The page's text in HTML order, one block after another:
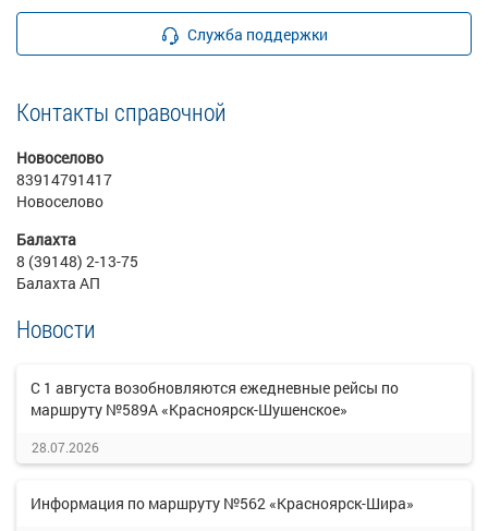
Служба поддержки
Контакты справочной
Новоселово
83914791417
Новоселово
Балахта
8 (39148) 2-13-75
Балахта АП
Новости
С 1 августа возобновляются ежедневные рейсы по
маршруту №589А «Красноярск-Шушенское»
28.07.2026
Информация по маршруту №562 «Красноярск-Шира»